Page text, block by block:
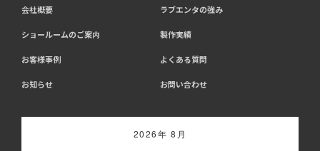
13-1 アクセス解析ツールについて、当社は、利用状況の
ィクス」を利用しています。Google アナリティクスは、
特定する情報は取得していません。収集される情報は、
す。
https://marketingplatform.google.com/about/analytics/
・Google プライバシーポリシー:
会社概要 ラブエンタの強み
ショールームのご案内 製作実績
お客様事例 よくある質問
お知らせ お問い合わせ
2026年 8月